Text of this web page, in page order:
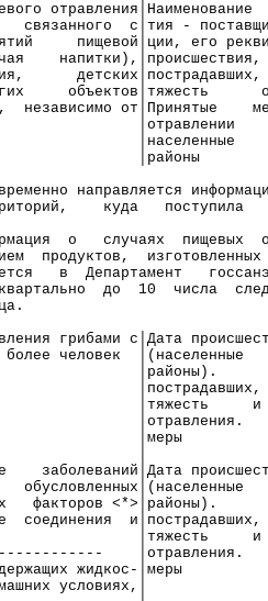
отравления│Наименование
связанного  с│тия -
пищевой│ции, его
объектов│тяжесть
независимо от│Принятые
│отравлении
│населенные
│районы
направляется
куда   поступила
о   случаях  пищевых
продуктов,
в  Департамент
до  10  числа
месяца.
грибами с│Дата
более человек
│районы).
│пострадавших,
│тяжесть     и
│отравления.
│меры
заболеваний│Дата
факторов <*>│районы).
соединения
│тяжесть     и
│отравления.
жидкос-│меры
домашних условиях,│